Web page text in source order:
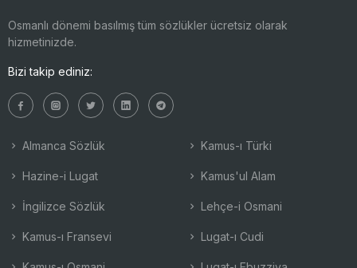
Osmanlı dönemi basılmış tüm sözlükler ücretsiz olarak
hizmetinizde.
Bizi takip ediniz:
Almanca Sözlük
Hazine-i Lugat
İngilizce Sözlük
Kamus-ı Fransevi
Kamus-ı Türki
Kamus'ul Alam
Lehçe-i Osmani
Lugat-ı Cudi